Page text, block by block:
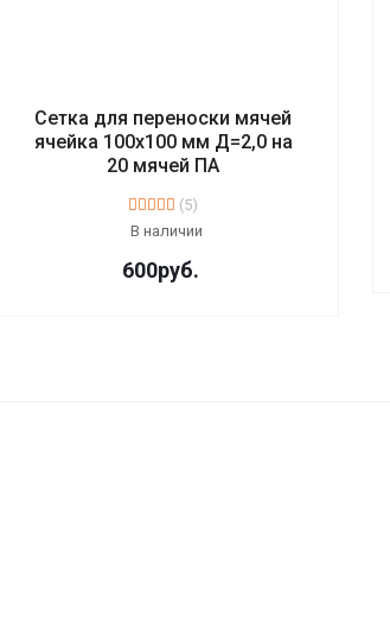
Сетка для переноски мячей
ячейка 100х100 мм Д=2,0 на
20 мячей ПА
(5)
В наличии
600руб.